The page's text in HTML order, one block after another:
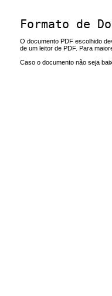
Formato de
O documento PDF escolhido
de um leitor de PDF. Para
Caso o documento não seja